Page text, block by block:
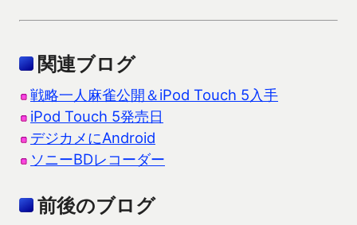
関連ブログ
戦略一人麻雀公開＆iPod Touch 5入手
iPod Touch 5発売日
デジカメにAndroid
ソニーBDレコーダー
前後のブログ